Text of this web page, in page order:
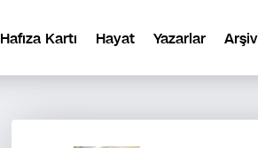
Hafıza Kartı Hayat Yazarlar Arşiv